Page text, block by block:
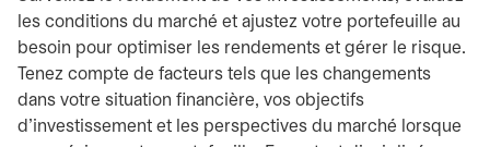
les conditions du marché et ajustez votre portefeuille au
besoin pour optimiser les rendements et gérer le risque.
Tenez compte de facteurs tels que les changements
dans votre situation financière, vos objectifs
d'investissement et les perspectives du marché lorsque